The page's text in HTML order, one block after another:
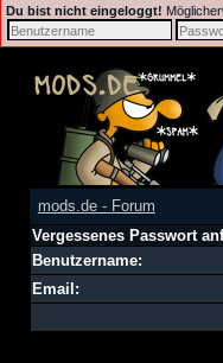
Du bist nicht eingeloggt!
mods.de - Forum
Vergessenes Passwort
Benutzername:
Email: